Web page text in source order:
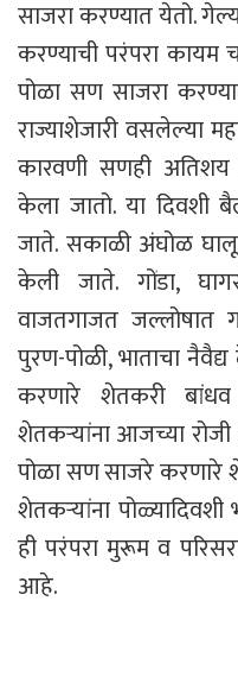
साजरा करण्यात येतो.
करण्याची परंपरा कायम
पोळा सण साजरा
राज्याशेजारी वसलेल्या
कारवणी सणही अतिशय
केला जातो. या दिवशी
जाते. सकाळी अंघोळ
केली जाते. गोंडा,
वाजतगाजत जल्लोषात
पुरण-पोळी, भाताचा
करणारे शेतकरी
शेतकऱ्यांना आजच्या
पोळा सण साजरे करणारे
शेतकऱ्यांना
ही परंपरा मुरूम व
आहे.